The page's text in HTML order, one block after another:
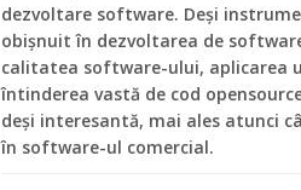
dezvoltare software. Deși
obișnuit în dezvoltarea de
calitatea software-ului, aplicarea
întinderea vastă de cod
deși interesantă, mai ales atunci
în software-ul comercial.